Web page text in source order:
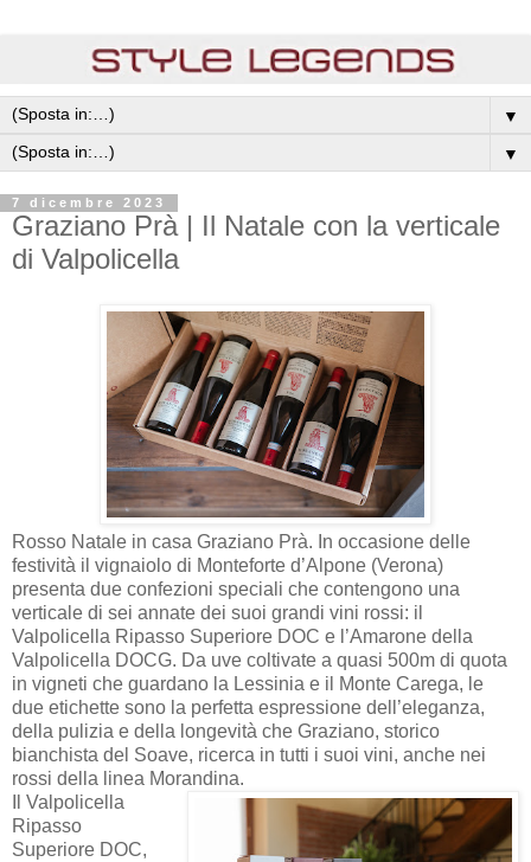
▼
▼
7 dicembre 2023
Graziano Prà | Il Natale con la verticale
di Valpolicella
Rosso Natale in casa Graziano Prà. In occasione delle
festività il vignaiolo di Monteforte d’Alpone (Verona)
presenta due confezioni speciali che contengono una
verticale di sei annate dei suoi grandi vini rossi: il
Valpolicella Ripasso Superiore DOC e l’Amarone della
Valpolicella DOCG. Da uve coltivate a quasi 500m di quota
in vigneti che guardano la Lessinia e il Monte Carega, le
due etichette sono la perfetta espressione dell’eleganza,
della pulizia e della longevità che Graziano, storico
bianchista del Soave, ricerca in tutti i suoi vini, anche nei
rossi della linea Morandina.
Il Valpolicella
Ripasso
Superiore DOC,